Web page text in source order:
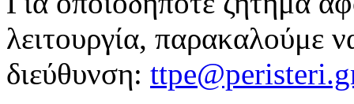
λειτουργία, παρακαλούμε
διεύθυνση: